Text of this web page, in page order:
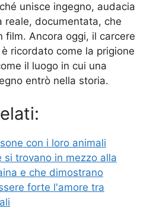
unisce ingegno, audacia
reale, documentata, che
film. Ancora oggi, il carcere
è ricordato come la prigione
il luogo in cui una
entrò nella storia.
con i loro animali
si trovano in mezzo alla
e che dimostrano
forte l'amore tra